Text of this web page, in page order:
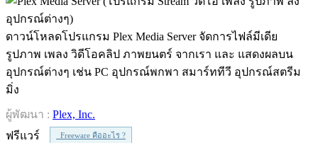
ดาวน์โหลดโปรแกรม Plex Media Server จัดการไฟล์มีเดีย
รูปภาพ เพลง วิดีโอคลิป ภาพยนตร์ จากเรา และ แสดงผลบน
อุปกรณ์ต่างๆ เช่น PC อุปกรณ์พกพา สมาร์ททีวี อุปกรณ์สตรีม
มิ่ง
ผู้พัฒนา : Plex, Inc.
ฟรีแวร์
Freeware คืออะไร ?